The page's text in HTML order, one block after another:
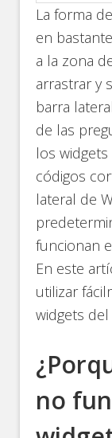
La forma
en
a la zona
arrastrar y
barra
de las
los
códigos
lateral de
funcionan
En este
utilizar
widgets
no